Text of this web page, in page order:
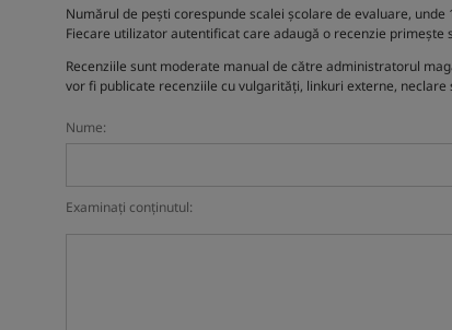
Numărul de pești corespunde scalei școlare de evaluare, unde
Fiecare utilizator autentificat care adaugă o recenzie
Recenziile sunt moderate manual de către administratorul
vor fi publicate recenziile cu vulgarități, linkuri externe,
Nume:
Examinați conținutul: